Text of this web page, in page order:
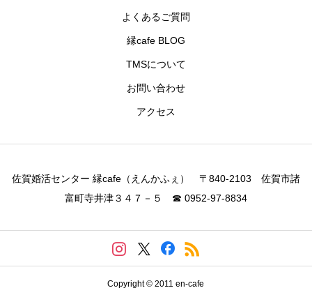
よくあるご質問
縁cafe BLOG
TMSについて
お問い合わせ
アクセス
佐賀婚活センター 縁cafe（えんかふぇ） 〒840-2103 佐賀市諸
富町寺井津３４７－５ ☎ 0952-97-8834
Copyright © 2011 en-cafe